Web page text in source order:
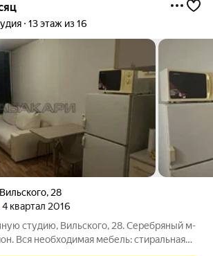
13 этаж из 16
, 28
4 квартал 2016
студию, Вильского, 28. Серебряный м-
Вся необходимая мебель: стиральная